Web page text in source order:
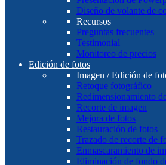
Diseño de volante de
Recursos
Preguntas frecuentes
Testimonial
Monitoreo de precios
Edición de fotos
Imagen / Edición de
Retoque fotográfico
Redimensionamiento
Recorte de imagen
Mejora de fotos
Restauración de fotos
Trazado de recorte de
Enmascaramiento de
Eliminación de fondo